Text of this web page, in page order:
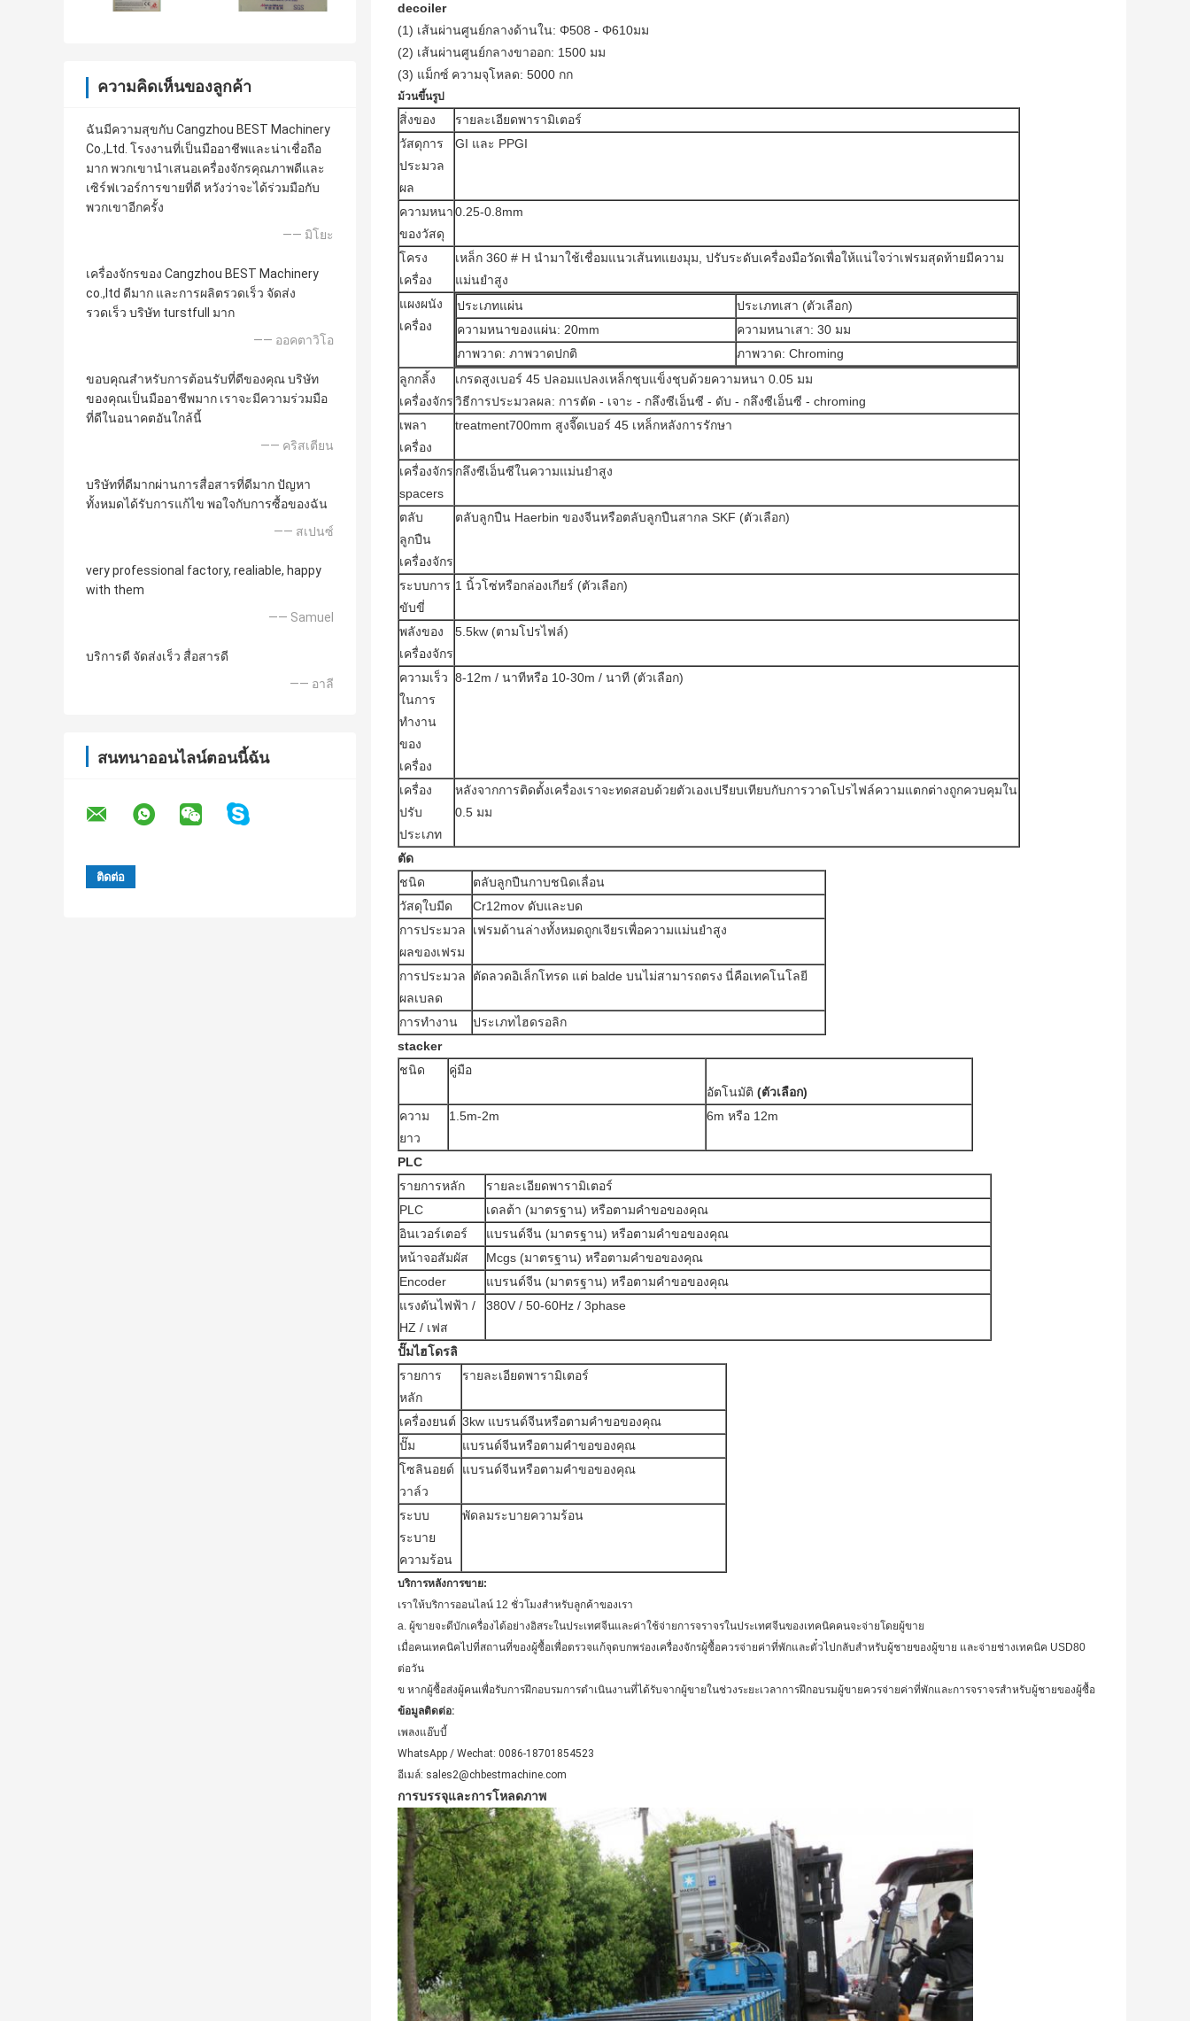
ความคิดเห็นของลูกค้า
ฉันมีความสุขกับ Cangzhou BEST Machinery
Co.,Ltd. โรงงานที่เป็นมืออาชีพและน่าเชื่อถือ
มาก พวกเขานำเสนอเครื่องจักรคุณภาพดีและ
เซิร์ฟเวอร์การขายที่ดี หวังว่าจะได้ร่วมมือกับ
พวกเขาอีกครั้ง
—— มิโยะ
เครื่องจักรของ Cangzhou BEST Machinery
co.,ltd ดีมาก และการผลิตรวดเร็ว จัดส่ง
รวดเร็ว บริษัท turstfull มาก
—— ออคตาวิโอ
ขอบคุณสำหรับการต้อนรับที่ดีของคุณ บริษัท
ของคุณเป็นมืออาชีพมาก เราจะมีความร่วมมือ
ที่ดีในอนาคตอันใกล้นี้
—— คริสเตียน
บริษัทที่ดีมากผ่านการสื่อสารที่ดีมาก ปัญหา
ทั้งหมดได้รับการแก้ไข พอใจกับการซื้อของฉัน
—— สเปนซ์
very professional factory, realiable, happy
with them
—— Samuel
บริการดี จัดส่งเร็ว สื่อสารดี
—— อาลี
สนทนาออนไลน์ตอนนี้ฉัน
decoiler
(1) เส้นผ่านศูนย์กลางด้านใน: Φ508 - Φ610มม
(2) เส้นผ่านศูนย์กลางขาออก: 1500 มม
(3) แม็กซ์ ความจุโหลด: 5000 กก
ม้วนขึ้นรูป
สิ่งของ
รายละเอียดพารามิเตอร์
วัสดุการ
ประมวล
ผล
GI และ PPGI
ความหนา
ของวัสดุ
0.25-0.8mm
โครง
เครื่อง
เหล็ก 360 # H นำมาใช้เชื่อมแนวเส้นทแยงมุม, ปรับระดับเครื่องมือวัดเพื่อให้แน่ใจว่าเฟรมสุดท้ายมีความ
แม่นยำสูง
แผงผนัง
เครื่อง
ประเภทแผ่น
ประเภทเสา (ตัวเลือก)
ความหนาของแผ่น: 20mm
ความหนาเสา: 30 มม
ภาพวาด: ภาพวาดปกติ
ภาพวาด: Chroming
ลูกกลิ้ง
เครื่องจักร
เกรดสูงเบอร์ 45 ปลอมแปลงเหล็กชุบแข็งชุบด้วยความหนา 0.05 มม
วิธีการประมวลผล: การตัด - เจาะ - กลึงซีเอ็นซี - ดับ - กลึงซีเอ็นซี - chroming
เพลา
เครื่อง
treatment700mm สูงจี๊ดเบอร์ 45 เหล็กหลังการรักษา
เครื่องจักร
spacers
กลึงซีเอ็นซีในความแม่นยำสูง
ตลับ
ลูกปืน
เครื่องจักร
ตลับลูกปืน Haerbin ของจีนหรือตลับลูกปืนสากล SKF (ตัวเลือก)
ระบบการ
ขับขี่
1 นิ้วโซ่หรือกล่องเกียร์ (ตัวเลือก)
พลังของ
เครื่องจักร
5.5kw (ตามโปรไฟล์)
ความเร็ว
ในการ
ทำงาน
ของ
เครื่อง
8-12m / นาทีหรือ 10-30m / นาที (ตัวเลือก)
เครื่อง
ปรับ
ประเภท
หลังจากการติดตั้งเครื่องเราจะทดสอบด้วยตัวเองเปรียบเทียบกับการวาดโปรไฟล์ความแตกต่างถูกควบคุมใน
0.5 มม
ตัด
ชนิด
ตลับลูกปืนกาบชนิดเลื่อน
วัสดุใบมีด
Cr12mov ดับและบด
การประมวล
ผลของเฟรม
เฟรมด้านล่างทั้งหมดถูกเจียรเพื่อความแม่นยำสูง
การประมวล
ผลเบลด
ตัดลวดอิเล็กโทรด แต่ balde บนไม่สามารถตรง นี่คือเทคโนโลยี
การทำงาน
ประเภทไฮดรอลิก
stacker
ชนิด
คู่มือ
อัตโนมัติ (ตัวเลือก)
ความ
ยาว
1.5m-2m 6m หรือ 12m
PLC
รายการหลัก
รายละเอียดพารามิเตอร์
PLC
เดลต้า (มาตรฐาน) หรือตามคำขอของคุณ
อินเวอร์เตอร์
แบรนด์จีน (มาตรฐาน) หรือตามคำขอของคุณ
หน้าจอสัมผัส
Mcgs (มาตรฐาน) หรือตามคำขอของคุณ
Encoder
แบรนด์จีน (มาตรฐาน) หรือตามคำขอของคุณ
แรงดันไฟฟ้า /
HZ / เฟส
380V / 50-60Hz / 3phase
ปั๊มไฮโดรลิ
รายการ
หลัก
รายละเอียดพารามิเตอร์
เครื่องยนต์ 3kw แบรนด์จีนหรือตามคำขอของคุณ
ปั๊ม
แบรนด์จีนหรือตามคำขอของคุณ
โซลินอยด์
วาล์ว
แบรนด์จีนหรือตามคำขอของคุณ
ระบบ
ระบาย
ความร้อน
พัดลมระบายความร้อน
บริการหลังการขาย:
เราให้บริการออนไลน์ 12 ชั่วโมงสำหรับลูกค้าของเรา
a. ผู้ขายจะดีบักเครื่องได้อย่างอิสระในประเทศจีนและค่าใช้จ่ายการจราจรในประเทศจีนของเทคนิคคนจะจ่ายโดยผู้ขาย
เมื่อคนเทคนิคไปที่สถานที่ของผู้ซื้อเพื่อตรวจแก้จุดบกพร่องเครื่องจักรผู้ซื้อควรจ่ายค่าที่พักและตั๋วไปกลับสำหรับผู้ชายของผู้ขาย และจ่ายช่างเทคนิค USD80
ต่อวัน
ข หากผู้ซื้อส่งผู้คนเพื่อรับการฝึกอบรมการดำเนินงานที่ได้รับจากผู้ขายในช่วงระยะเวลาการฝึกอบรมผู้ขายควรจ่ายค่าที่พักและการจราจรสำหรับผู้ชายของผู้ซื้อ
ข้อมูลติดต่อ:
เพลงแอ๊บบี้
WhatsApp / Wechat: 0086-18701854523
อีเมล์: sales2@chbestmachine.com
การบรรจุและการโหลดภาพ